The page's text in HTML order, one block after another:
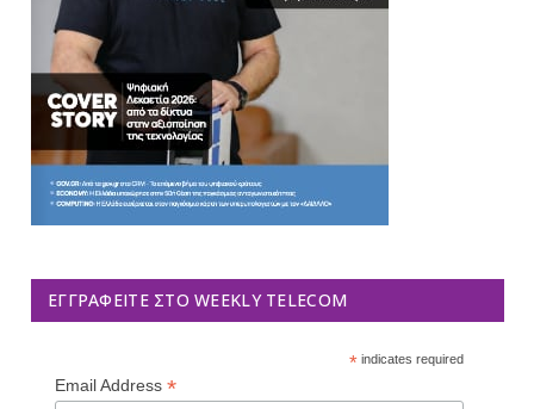
ΕΓΓΡΑΦΕΊΤΕ ΣΤΟ WEEKLY TELECOM
*indicates required
Email Address *